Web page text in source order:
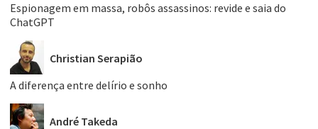
Espionagem em massa, robôs assassinos: revide e saia do
ChatGPT
Christian Serapião
A diferença entre delírio e sonho
André Takeda